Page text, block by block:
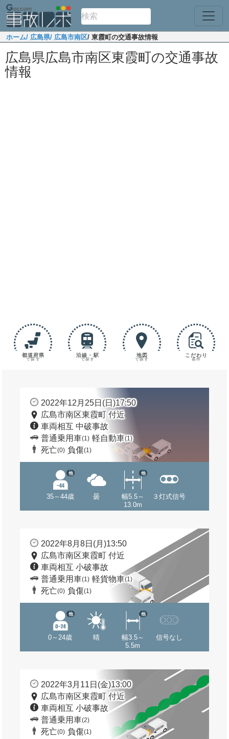
ホーム/ 広島県/ 広島市南区/ 東霞町の交通事故情報
広島県広島市南区東霞町の交通事故
情報
都道府県
で探す
沿線・駅
で探す
地図
で探す
こだわり
条件
2022年12月25日(日)17:50
広島市南区東霞町 付近
車両相互 中破事故
普通乗用車(1) 軽自動車(1)
死亡(0) 負傷(1)
35～44歳
他
曇
幅5.5～
13.0m
他
３灯式信号
2022年8月8日(月)13:50
広島市南区東霞町 付近
車両相互 小破事故
普通乗用車(1) 軽貨物車(1)
死亡(0) 負傷(1)
0～24歳
他
晴
幅3.5～
5.5m
他
信号なし
2022年3月11日(金)13:00
広島市南区東霞町 付近
車両相互 小破事故
普通乗用車(2)
死亡(0) 負傷(1)